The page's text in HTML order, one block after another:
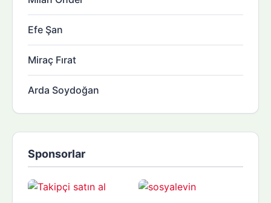
Efe Şan
Miraç Fırat
Arda Soydoğan
Sponsorlar